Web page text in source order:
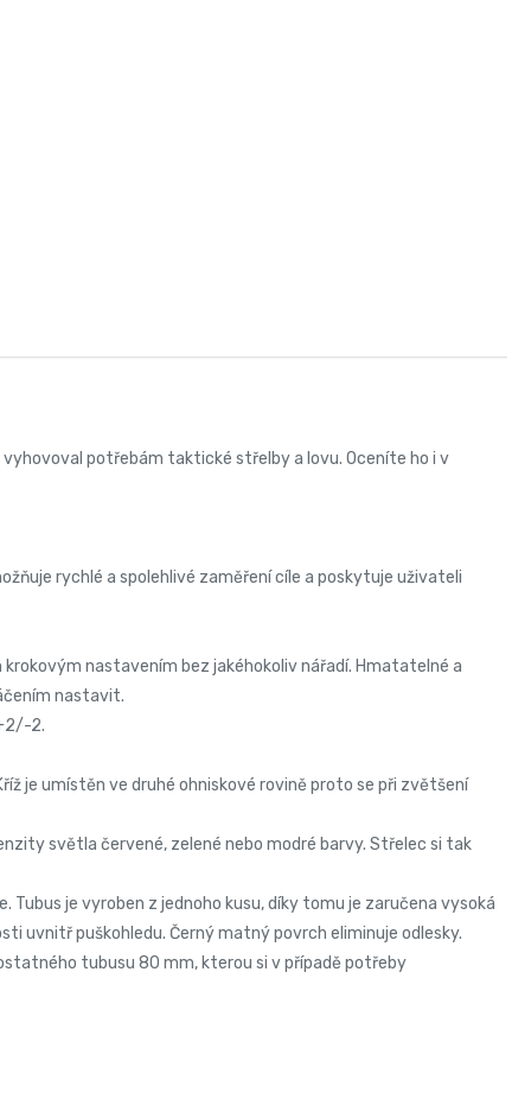
potřebám taktické střelby a lovu. Oceníte ho i v
rychlé a spolehlivé zaměření cíle a poskytuje uživateli
nastavením bez jakéhokoliv nářadí. Hmatatelné a
nastavit.
2.
je umístěn ve druhé ohniskové rovině proto se při zvětšení
světla červené, zelené nebo modré barvy. Střelec si tak
je vyroben z jednoho kusu, díky tomu je zaručena vysoká
uvnitř puškohledu. Černý matný povrch eliminuje odlesky.
tubusu 80 mm, kterou si v případě potřeby